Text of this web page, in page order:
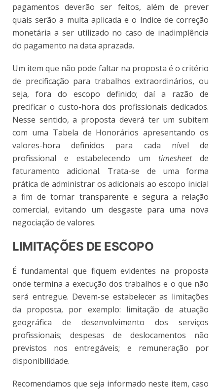
pagamentos deverão ser feitos, além de prever
quais serão a multa aplicada e o índice de correção
monetária a ser utilizado no caso de inadimplência
do pagamento na data aprazada.
Um item que não pode faltar na proposta é o critério
de precificação para trabalhos extraordinários, ou
seja, fora do escopo definido; daí a razão de
precificar o custo-hora dos profissionais dedicados.
Nesse sentido, a proposta deverá ter um subitem
com uma Tabela de Honorários apresentando os
valores-hora definidos para cada nível de
profissional e estabelecendo um timesheetde
faturamento adicional. Trata-se de uma forma
prática de administrar os adicionais ao escopo inicial
a fim de tornar transparente e segura a relação
comercial, evitando um desgaste para uma nova
negociação de valores.
LIMITAÇÕES DE ESCOPO
É fundamental que fiquem evidentes na proposta
onde termina a execução dos trabalhos e o que não
será entregue. Devem-se estabelecer as limitações
da proposta, por exemplo: limitação de atuação
geográfica de desenvolvimento dos serviços
profissionais; despesas de deslocamentos não
previstos nos entregáveis; e remuneração por
disponibilidade.
Recomendamos que seja informado neste item, caso